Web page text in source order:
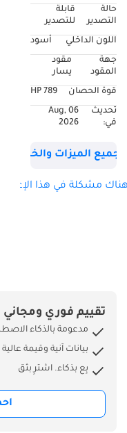
مرئي | فيرتشيز - بيانكو
نيرو | مينت الخيارات:
المصابيح الأمامية
SBL الجزء الأوسط من
المقاعد في ألكانتارا
أبواب ألكانتارا - نيرو
التهوية السوداء على
العلوية من ألياف
الكربون ألكانتارا لوحة
القيادة السفلية - نيرو
عالي العاطفة
انبعاثات منخفضة
دروع "سكوديريا
حالة
التصدير
قابلة
للتصدير
اللون الداخلي
أسود
جهة
المقود
مقود
يسار
قوة الحصان
789 HP
تحديث
في:
06 Aug,
2026
جميع الميزات والخصائص
مشكلة في هذا الإعلان؟
تقييم فوري ومجاني
مدعومة بالذكاء
بيانات آنية وقيمة عالية
بِع بذكاء. اشترِ بثق